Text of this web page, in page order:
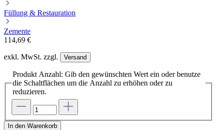
Füllung & Restauration
Zemente
114,69 €
exkl. MwSt. zzgl. Versand
Produkt Anzahl: Gib den gewünschten Wert ein oder benutze
die Schaltflächen um die Anzahl zu erhöhen oder zu
reduzieren.
In den Warenkorb